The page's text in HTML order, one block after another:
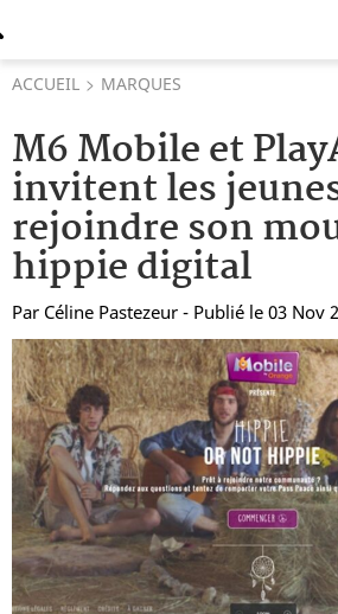
ACCUEIL MARQUES
M6 Mobile et
invitent les
rejoindre son
hippie digital
Par Céline Pastezeur - Publié le 03 Nov